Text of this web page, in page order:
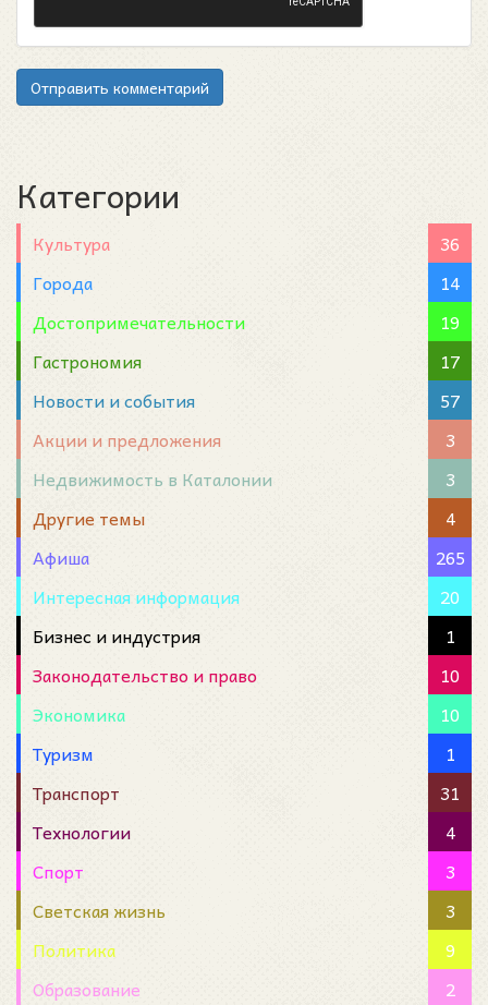
Отправить комментарий
Категории
Культура
36
Города
14
Достопримечательности
19
Гастрономия
17
Новости и события
57
Акции и предложения
3
Недвижимость в Каталонии
3
Другие темы
4
Афиша
265
Интересная информация
20
Бизнес и индустрия
1
Законодательство и право
10
Экономика
10
Туризм
1
Транспорт
31
Технологии
4
Спорт
3
Светская жизнь
3
Политика
9
Образование
2